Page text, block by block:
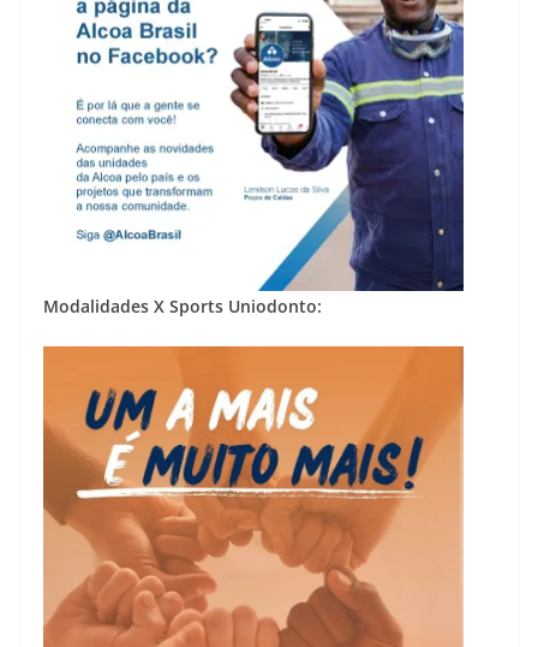
Modalidades X Sports Uniodonto: